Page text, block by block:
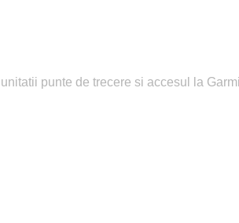
punte de trecere si accesul la